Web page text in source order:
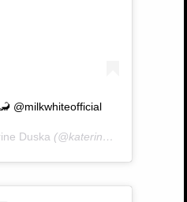
@milkwhiteofficial
Duska (@katerineduska) on